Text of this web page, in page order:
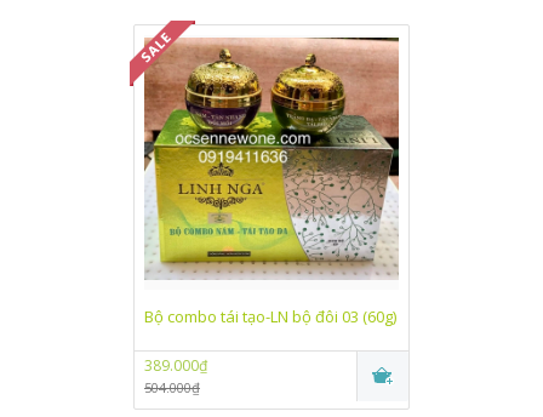
Bộ combo tái tạo-LN bộ đôi 03 (60g)
389.000₫
504.000₫